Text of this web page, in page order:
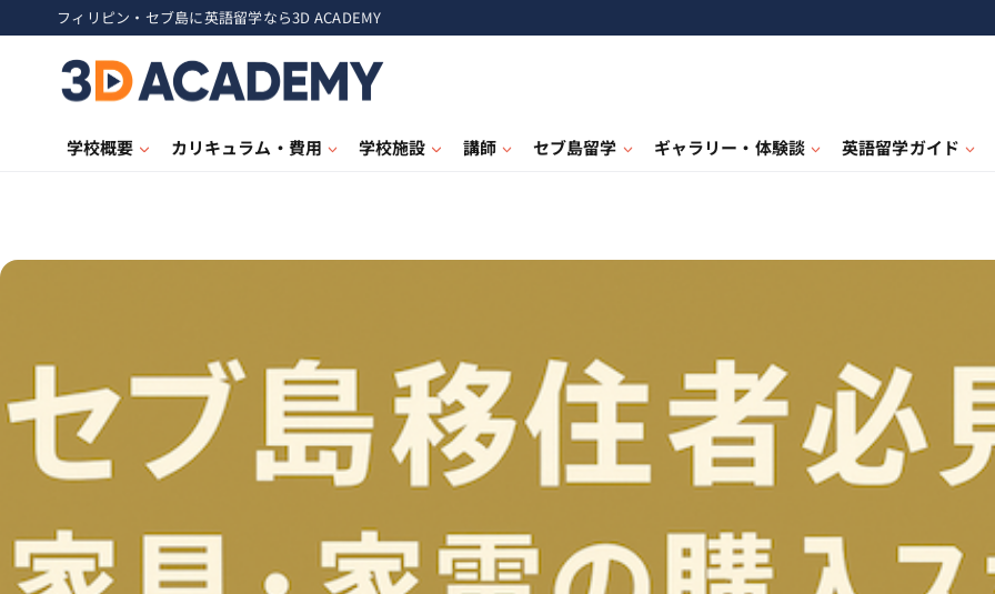
フィリピン・セブ島に英語留学なら3D ACADEMY
学校概要 カリキュラム・費用 学校施設 講師 セブ島留学 ギャラリー・体験談 英語留学ガイド